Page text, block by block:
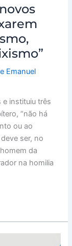
Emanuel
e instituiu três
“não há
ou ao
ser, no
da
na homilia